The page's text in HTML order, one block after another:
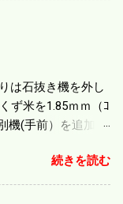
どのバランスの問
る。 というより買
く手が出せ 無か
から一度は乗って
刈りの100㎰で作
は石抜き機を外し
ず米を1.85ｍｍ（ｺ
機(手前）を追加す
。 後で選別するの
に選別するやり方
。 今年は酒米30
続きを読む